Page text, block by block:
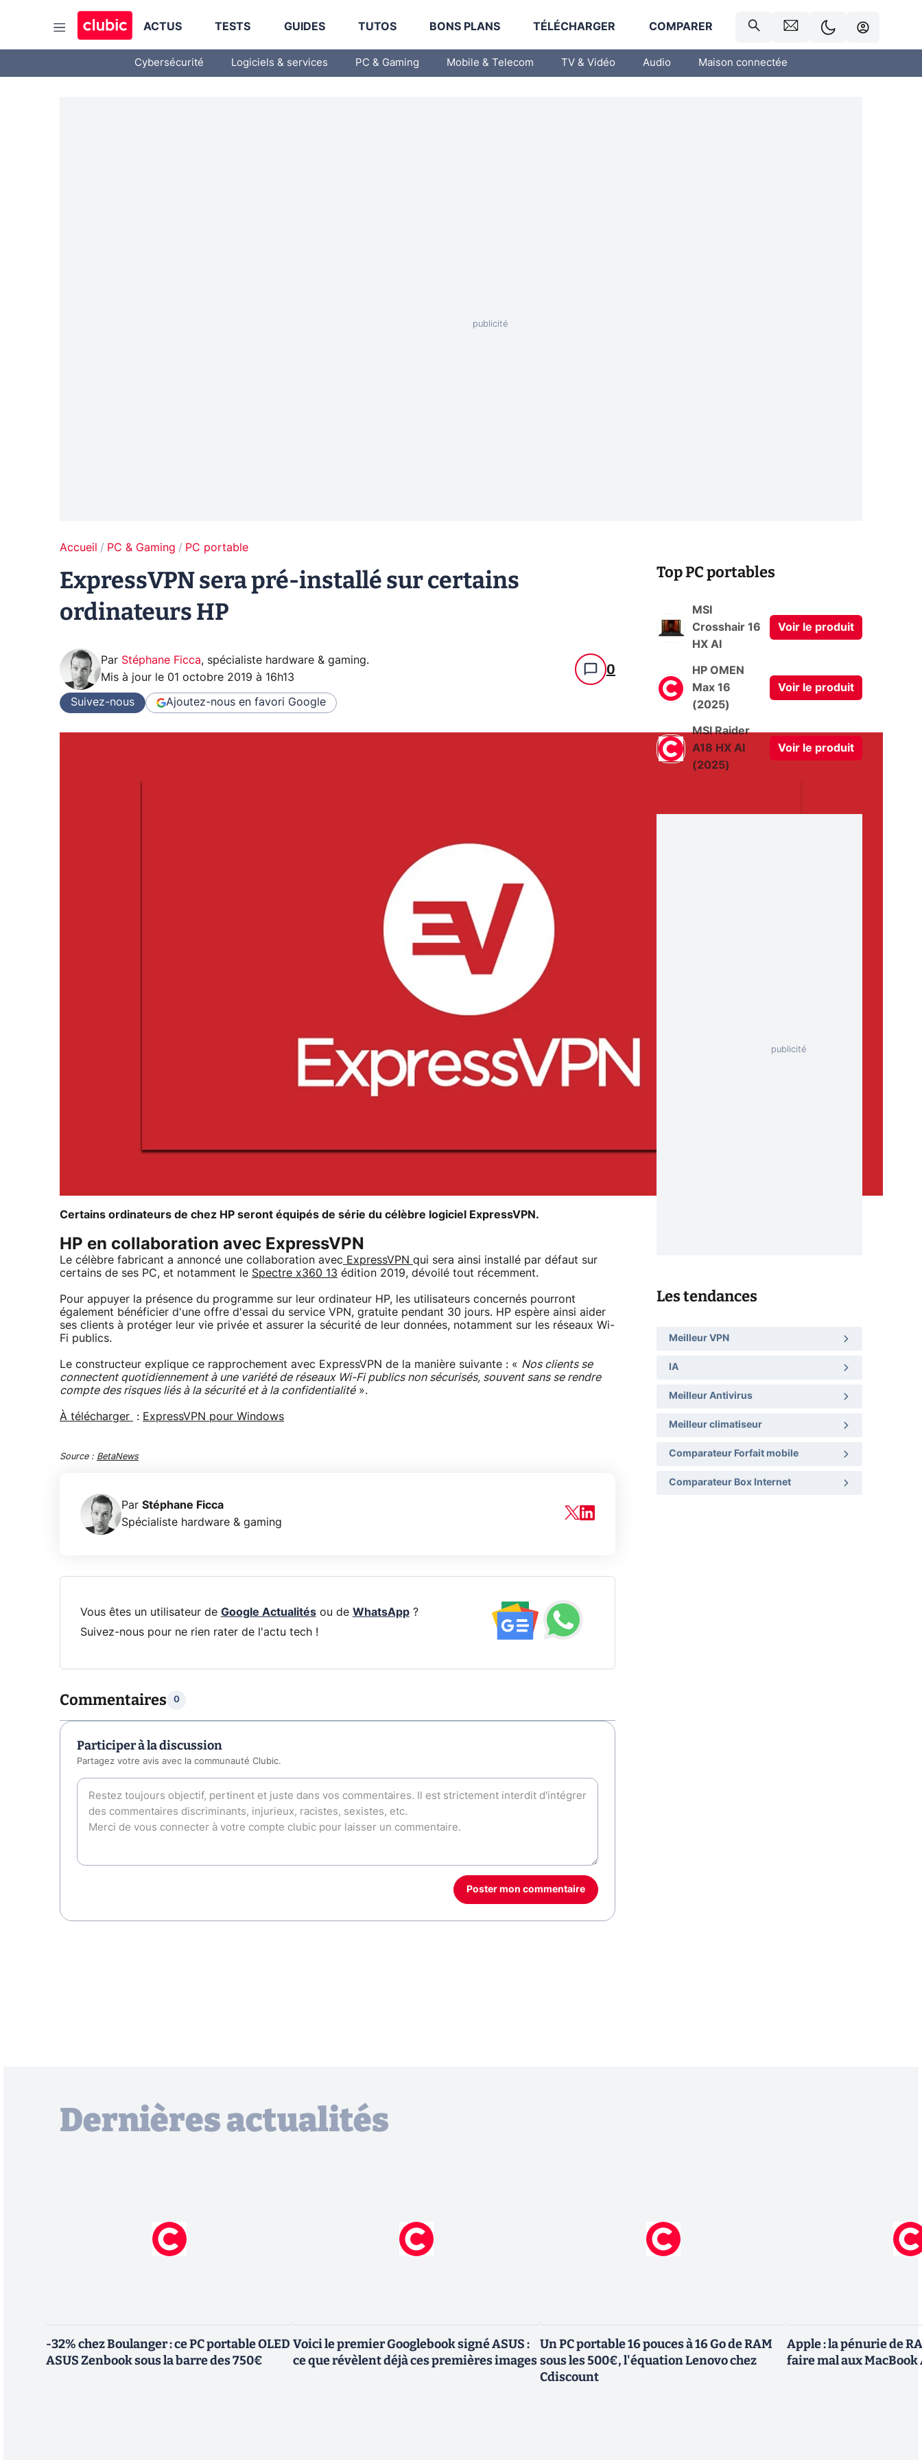
ACTUS TESTS GUIDES TUTOS BONS PLANS TÉLÉCHARGER COMPARER
Cybersécurité Logiciels & services PC & Gaming Mobile & Telecom TV & Vidéo Audio Maison connectée
Accueil PC & Gaming PC portable
ExpressVPN sera pré-installé sur certains
ordinateurs HP
Par Stéphane Ficca, spécialiste hardware & gaming.
Mis à jour le 01 octobre 2019 à 16h13 0
Suivez-nous Ajoutez-nous en favori Google
Certains ordinateurs de chez HP seront équipés de série du célèbre logiciel ExpressVPN.
HP en collaboration avec ExpressVPN
Le célèbre fabricant a annoncé une collaboration avec ExpressVPN qui sera ainsi installé par défaut sur
certains de ses PC, et notamment le Spectre x360 13 édition 2019, dévoilé tout récemment.
Pour appuyer la présence du programme sur leur ordinateur HP, les utilisateurs concernés pourront
également bénéficier d'une offre d'essai du service VPN, gratuite pendant 30 jours. HP espère ainsi aider
ses clients à protéger leur vie privée et assurer la sécurité de leur données, notamment sur les réseaux Wi-
Fi publics.
Le constructeur explique ce rapprochement avec ExpressVPN de la manière suivante : « Nos clients se
connectent quotidiennement à une variété de réseaux Wi-Fi publics non sécurisés, souvent sans se rendre
compte des risques liés à la sécurité et à la confidentialité».
À télécharger : ExpressVPN pour Windows
Source : BetaNews
Par Stéphane Ficca
Spécialiste hardware & gaming
Vous êtes un utilisateur de Google Actualitésou de WhatsApp?
Suivez-nous pour ne rien rater de l'actu tech !
Commentaires 0
Participer à la discussion
Partagez votre avis avec la communauté Clubic.
Poster mon commentaire
Top PC portables
MSI
Crosshair 16
HX AI
Voir le produit
HP OMEN
Max 16
(2025)
Voir le produit
MSI Raider
A18 HX AI
(2025)
Voir le produit
Les tendances
Meilleur VPN
IA
Meilleur Antivirus
Meilleur climatiseur
Comparateur Forfait mobile
Comparateur Box Internet
Dernières actualités
-32% chez Boulanger : ce PC portable OLED
ASUS Zenbook sous la barre des 750€
Voici le premier Googlebook signé ASUS :
ce que révèlent déjà ces premières images
Un PC portable 16 pouces à 16 Go de RAM
sous les 500€, l'équation Lenovo chez
Cdiscount
Apple : la pénurie de
faire mal aux MacBook